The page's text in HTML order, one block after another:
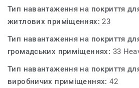
Тип навантаження на покриття
житлових приміщеннях:23
Тип навантаження на покриття
громадських приміщеннях: 33
Тип навантаження на покриття
виробничих приміщеннях:42